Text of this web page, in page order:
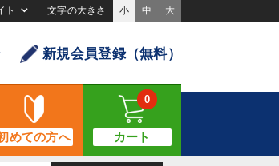
ト 文字の大きさ 小 中 大
新規会員登録（無料）
めての方へ カート
0